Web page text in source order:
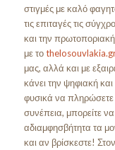
στιγμές με καλό
τις επιταγές τις
και την
με το
μας, αλλά και με
κάνει την ψηφιακή
φυσικά να πληρώσετε
συνέπεια, μπορείτε
αδιαμφησβήτητα τα
και αν βρίσκεστε!